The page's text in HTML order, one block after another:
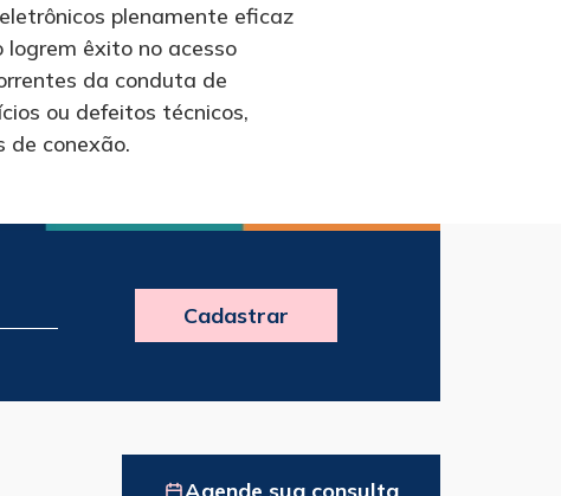
plenamente eficaz
logrem êxito no acesso
da conduta de
ou defeitos técnicos,
de conexão.
Cadastrar